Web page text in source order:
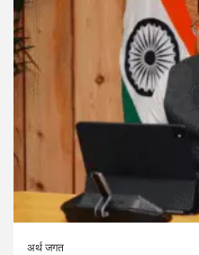
अर्थ जगत